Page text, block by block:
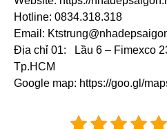
Hotline: 0834.318.318
Email:
Địa chỉ 01: Lầu 6 – Fimexco
Tp.HCM
Google map: https://goo.gl/